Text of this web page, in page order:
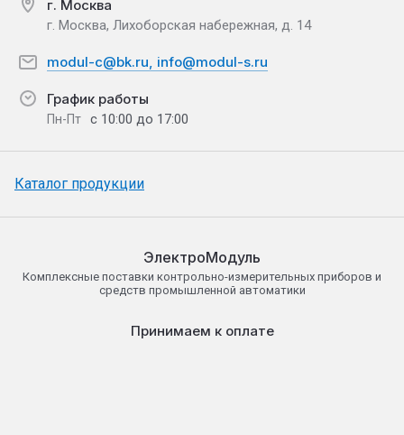
г. Москва
г. Москва, Лихоборская набережная, д. 14
modul-c@bk.ru, info@modul-s.ru
График работы
Пн-Пт с 10:00 до 17:00
Каталог продукции
ЭлектроМодуль
Комплексные поставки контрольно-измерительных приборов и
средств промышленной автоматики
Принимаем к оплате